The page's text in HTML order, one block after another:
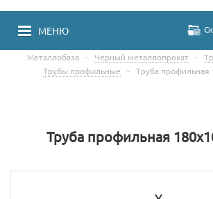
МЕНЮ
Металлобаза - Черный металлопрокат -
Трубы профильные
- Труба
Труба профильная